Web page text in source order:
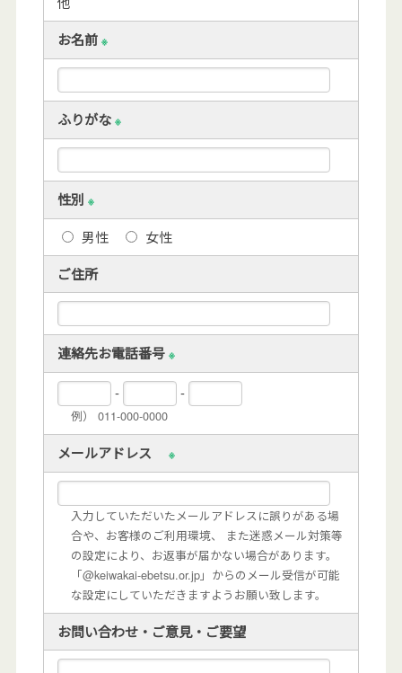
お名前 ※
ふりがな ※
性別 ※
男性 女性
ご住所
連絡先お電話番号 ※
- -
例） 011-000-0000
メールアドレス ※
入力していただいたメールアドレスに誤りがある場
合や、お客様のご利用環境、 また迷惑メール対策等
の設定により、お返事が届かない場合があります。
「@keiwakai-ebetsu.or.jp」からのメール受信が可能
な設定にしていただきますようお願い致します。
お問い合わせ・ご意見・ご要望